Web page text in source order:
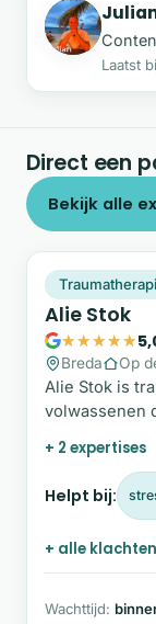
JS
Laatst
Direct een
Bekijk alle
Snel
Alie Stok
Breda
Op
Alie Stok is
volwassenen
langdurige
+ 2 expertises
Helpt bij:
+ alle klachten
Wachttijd: